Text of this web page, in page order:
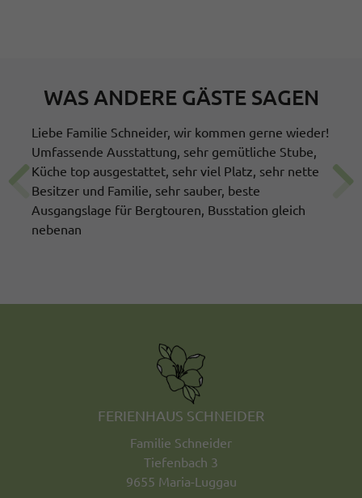
WAS ANDERE GÄSTE SAGEN
Liebe Familie Schneider, wir kommen gerne wieder!
Umfassende Ausstattung, sehr gemütliche Stube,
Küche top ausgestattet, sehr viel Platz, sehr nette
Besitzer und Familie, sehr sauber, beste
Ausgangslage für Bergtouren, Busstation gleich
nebenan
FERIENHAUS SCHNEIDER
Familie Schneider
Tiefenbach 3
9655 Maria-Luggau